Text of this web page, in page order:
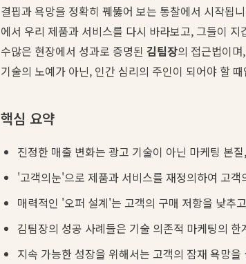
결핍과 욕망을 정확히 꿰뚫어 보는 통찰에서 시작됩니
에서 우리 제품과 서비스를 다시 바라보고, 그들이
수많은 현장에서 성과로 증명된 김팀장의 접근법이
기술의 노예가 아닌, 인간 심리의 주인이 되어야 할
핵심 요약
진정한 매출 변화는 광고 기술이 아닌 마케팅 본
'고객의눈'으로 제품과 서비스를 재정의하여 고
매력적인 '오퍼 설계'는 고객의 구매 저항을 낮추
김팀장의 성공 사례들은 기술 의존적 마케팅의
지속 가능한 성장을 위해서는 고객의 잠재 욕망